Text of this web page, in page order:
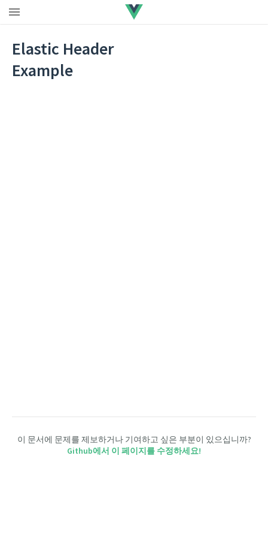
Elastic Header
Example
이 문서에 문제를 제보하거나 기여하고 싶은 부분이 있으십니까?
Github에서 이 페이지를 수정하세요!